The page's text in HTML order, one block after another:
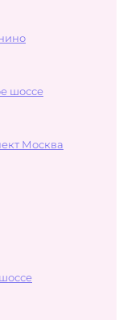
шоссе
Москва